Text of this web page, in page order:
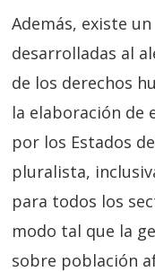
Además, existe
desarrolladas al
de los derechos
la elaboración de
por los Estados
pluralista,
para todos los
modo tal que la
sobre población